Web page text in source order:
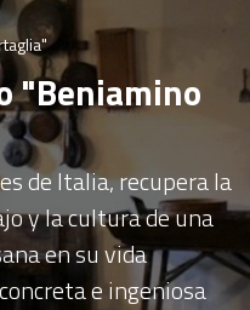
"Beniamino
de Italia, recupera la
y la cultura de una
en su vida
e ingeniosa